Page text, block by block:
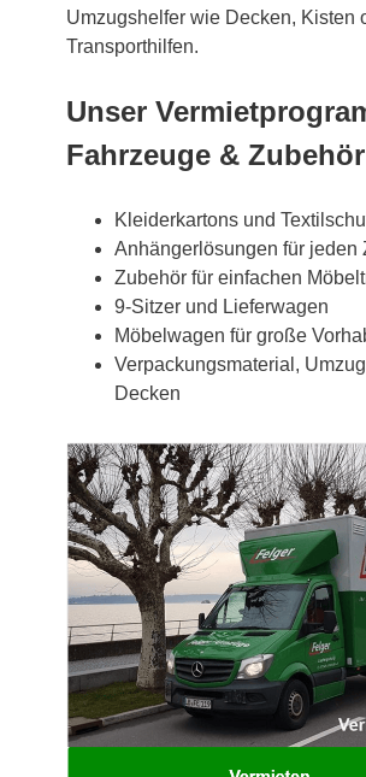
Umzugshelfer wie Decken, Kisten
Transporthilfen.
Unser
Fahrzeuge & Zubehör
Kleiderkartons und
Anhängerlösungen für jeden
Zubehör für einfachen
9-Sitzer und Lieferwagen
Möbelwagen für große
Verpackungsmaterial,
Decken